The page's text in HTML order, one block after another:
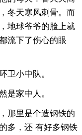
冬天寒风刺骨。而
地球爷爷的脸上就
流下了伤心的眼
小中队。
家中人。
里是个造钢铁的
多，还 有好多钢铁